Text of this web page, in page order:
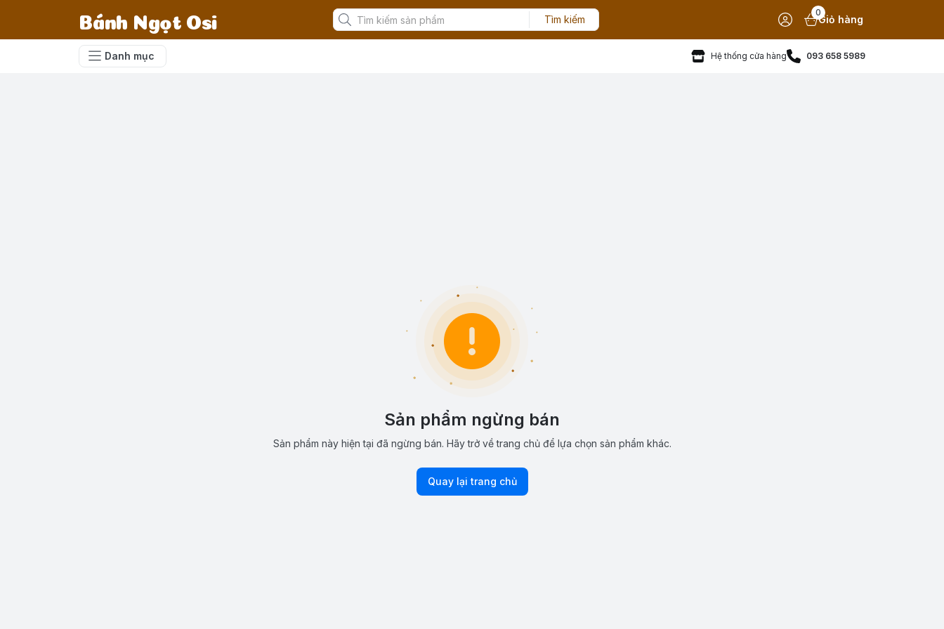
Bánh Ngọt Osi Tìm kiếm
0
Giỏ hàng
Danh mục Hệ thống cửa hàng 093 658 5989
Sản phẩm ngừng bán
Sản phẩm này hiện tại đã ngừng bán. Hãy trở về trang chủ để lựa chọn sản phẩm khác.
Quay lại trang chủ